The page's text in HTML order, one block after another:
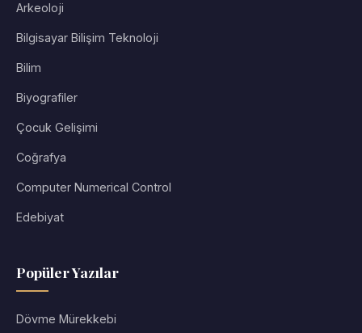
Arkeoloji
Bilgisayar Bilişim Teknoloji
Bilim
Biyografiler
Çocuk Gelişimi
Coğrafya
Computer Numerical Control
Edebiyat
Popüler Yazılar
Dövme Mürekkebi